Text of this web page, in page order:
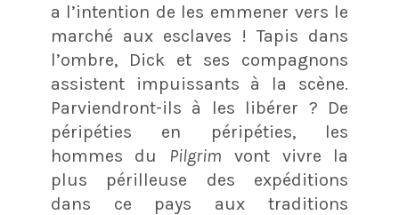
a l’intention de les emmener vers le
marché aux esclaves ! Tapis dans
l’ombre, Dick et ses compagnons
assistent impuissants à la scène.
Parviendront-ils à les libérer ? De
péripéties en péripéties, les
hommes du Pilgrim vont vivre la
plus périlleuse des expéditions
dans ce pays aux traditions